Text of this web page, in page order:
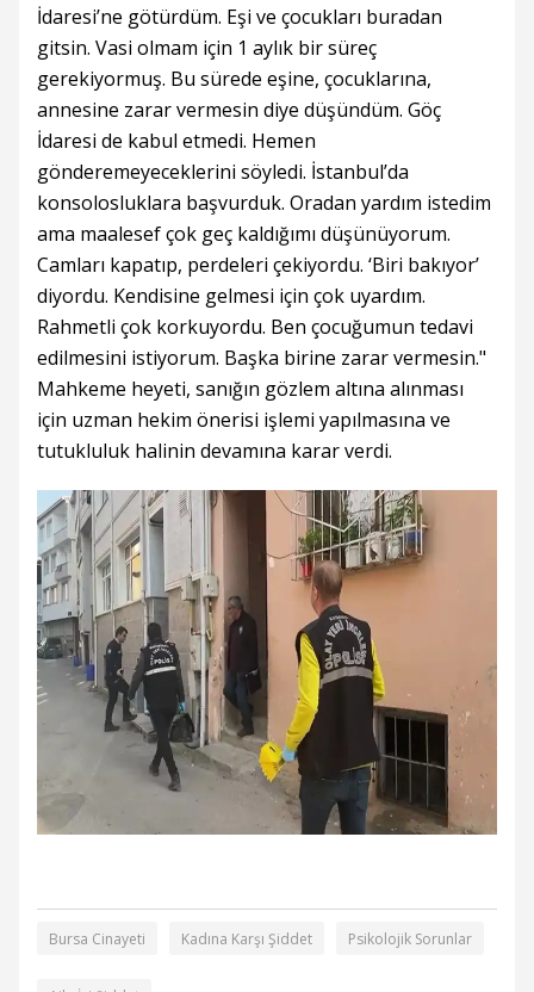
İdaresi’ne götürdüm. Eşi ve çocukları buradan
gitsin. Vasi olmam için 1 aylık bir süreç
gerekiyormuş. Bu sürede eşine, çocuklarına,
annesine zarar vermesin diye düşündüm. Göç
İdaresi de kabul etmedi. Hemen
gönderemeyeceklerini söyledi. İstanbul’da
konsolosluklara başvurduk. Oradan yardım istedim
ama maalesef çok geç kaldığımı düşünüyorum.
Camları kapatıp, perdeleri çekiyordu. ‘Biri bakıyor’
diyordu. Kendisine gelmesi için çok uyardım.
Rahmetli çok korkuyordu. Ben çocuğumun tedavi
edilmesini istiyorum. Başka birine zarar vermesin."
Mahkeme heyeti, sanığın gözlem altına alınması
için uzman hekim önerisi işlemi yapılmasına ve
tutukluluk halinin devamına karar verdi.
Bursa Cinayeti Kadına Karşı Şiddet Psikolojik Sorunlar